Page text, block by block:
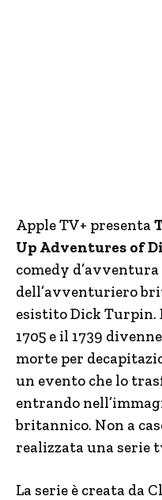
Apple TV+ presenta
Up Adventures of
comedy
dell’avventuriero
esistito Dick Turpin.
1705 e il 1739
morte per
un evento che lo
entrando
britannico. Non a
realizzata una serie
La serie è creata da